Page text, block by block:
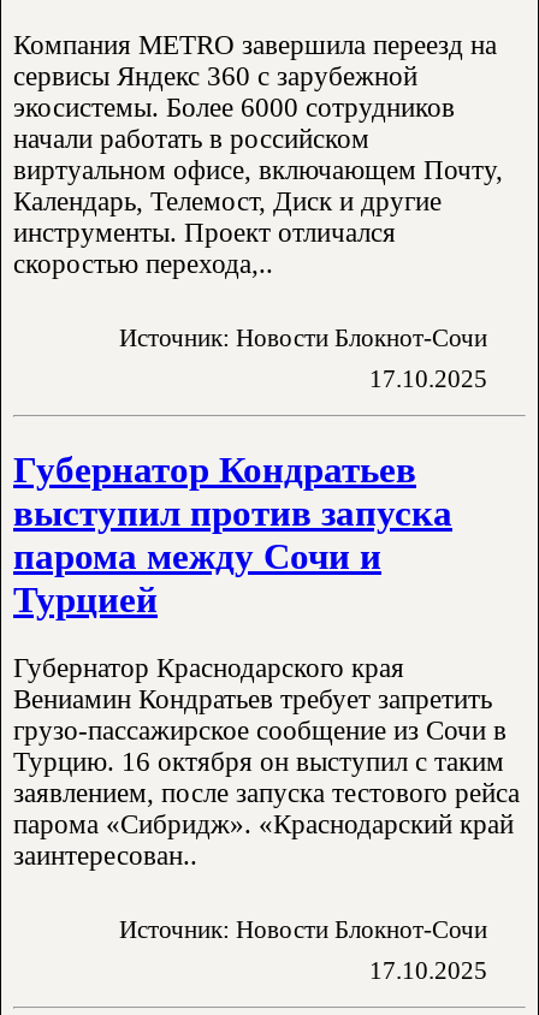
Компания METRO завершила переезд на
сервисы Яндекс 360 с зарубежной
экосистемы. Более 6000 сотрудников
начали работать в российском
виртуальном офисе, включающем Почту,
Календарь, Телемост, Диск и другие
инструменты. Проект отличался
скоростью перехода,..
Источник: Новости Блокнот-Сочи
17.10.2025
Губернатор Кондратьев
выступил против запуска
парома между Сочи и
Турцией
Губернатор Краснодарского края
Вениамин Кондратьев требует запретить
грузо-пассажирское сообщение из Сочи в
Турцию. 16 октября он выступил с таким
заявлением, после запуска тестового рейса
парома «Сибридж». «Краснодарский край
заинтересован..
Источник: Новости Блокнот-Сочи
17.10.2025